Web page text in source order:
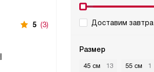
Доставим завтра
Размер
45 см 13 55 см 1
5 (3)